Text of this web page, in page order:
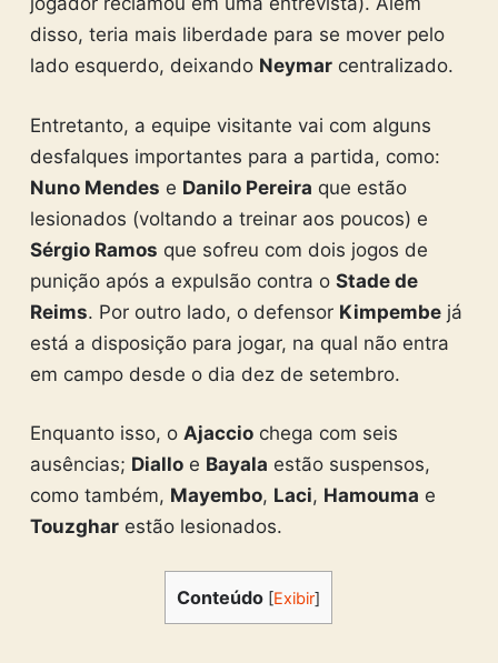
disso, teria mais liberdade para se mover pelo
lado esquerdo, deixando Neymarcentralizado.
Entretanto, a equipe visitante vai com alguns
desfalques importantes para a partida, como:
Nuno Mendes e Danilo Pereira que estão
lesionados (voltando a treinar aos poucos) e
Sérgio Ramos que sofreu com dois jogos de
punição após a expulsão contra o Stade de
Reims. Por outro lado, o defensor Kimpembejá
está a disposição para jogar, na qual não entra
em campo desde o dia dez de setembro.
Enquanto isso, o Ajacciochega com seis
ausências; Dialloe Bayala estão suspensos,
como também, Mayembo, Laci, Hamouma e
Touzgharestão lesionados.
Conteúdo [Exibir]